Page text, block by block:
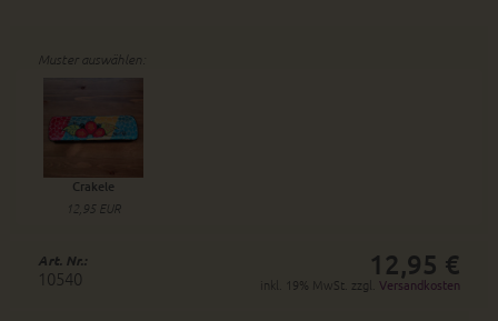
Muster auswählen:
Crakele
12,95 EUR
Art. Nr.:
10540 12,95 €
inkl. 19% MwSt. zzgl.Versandkosten